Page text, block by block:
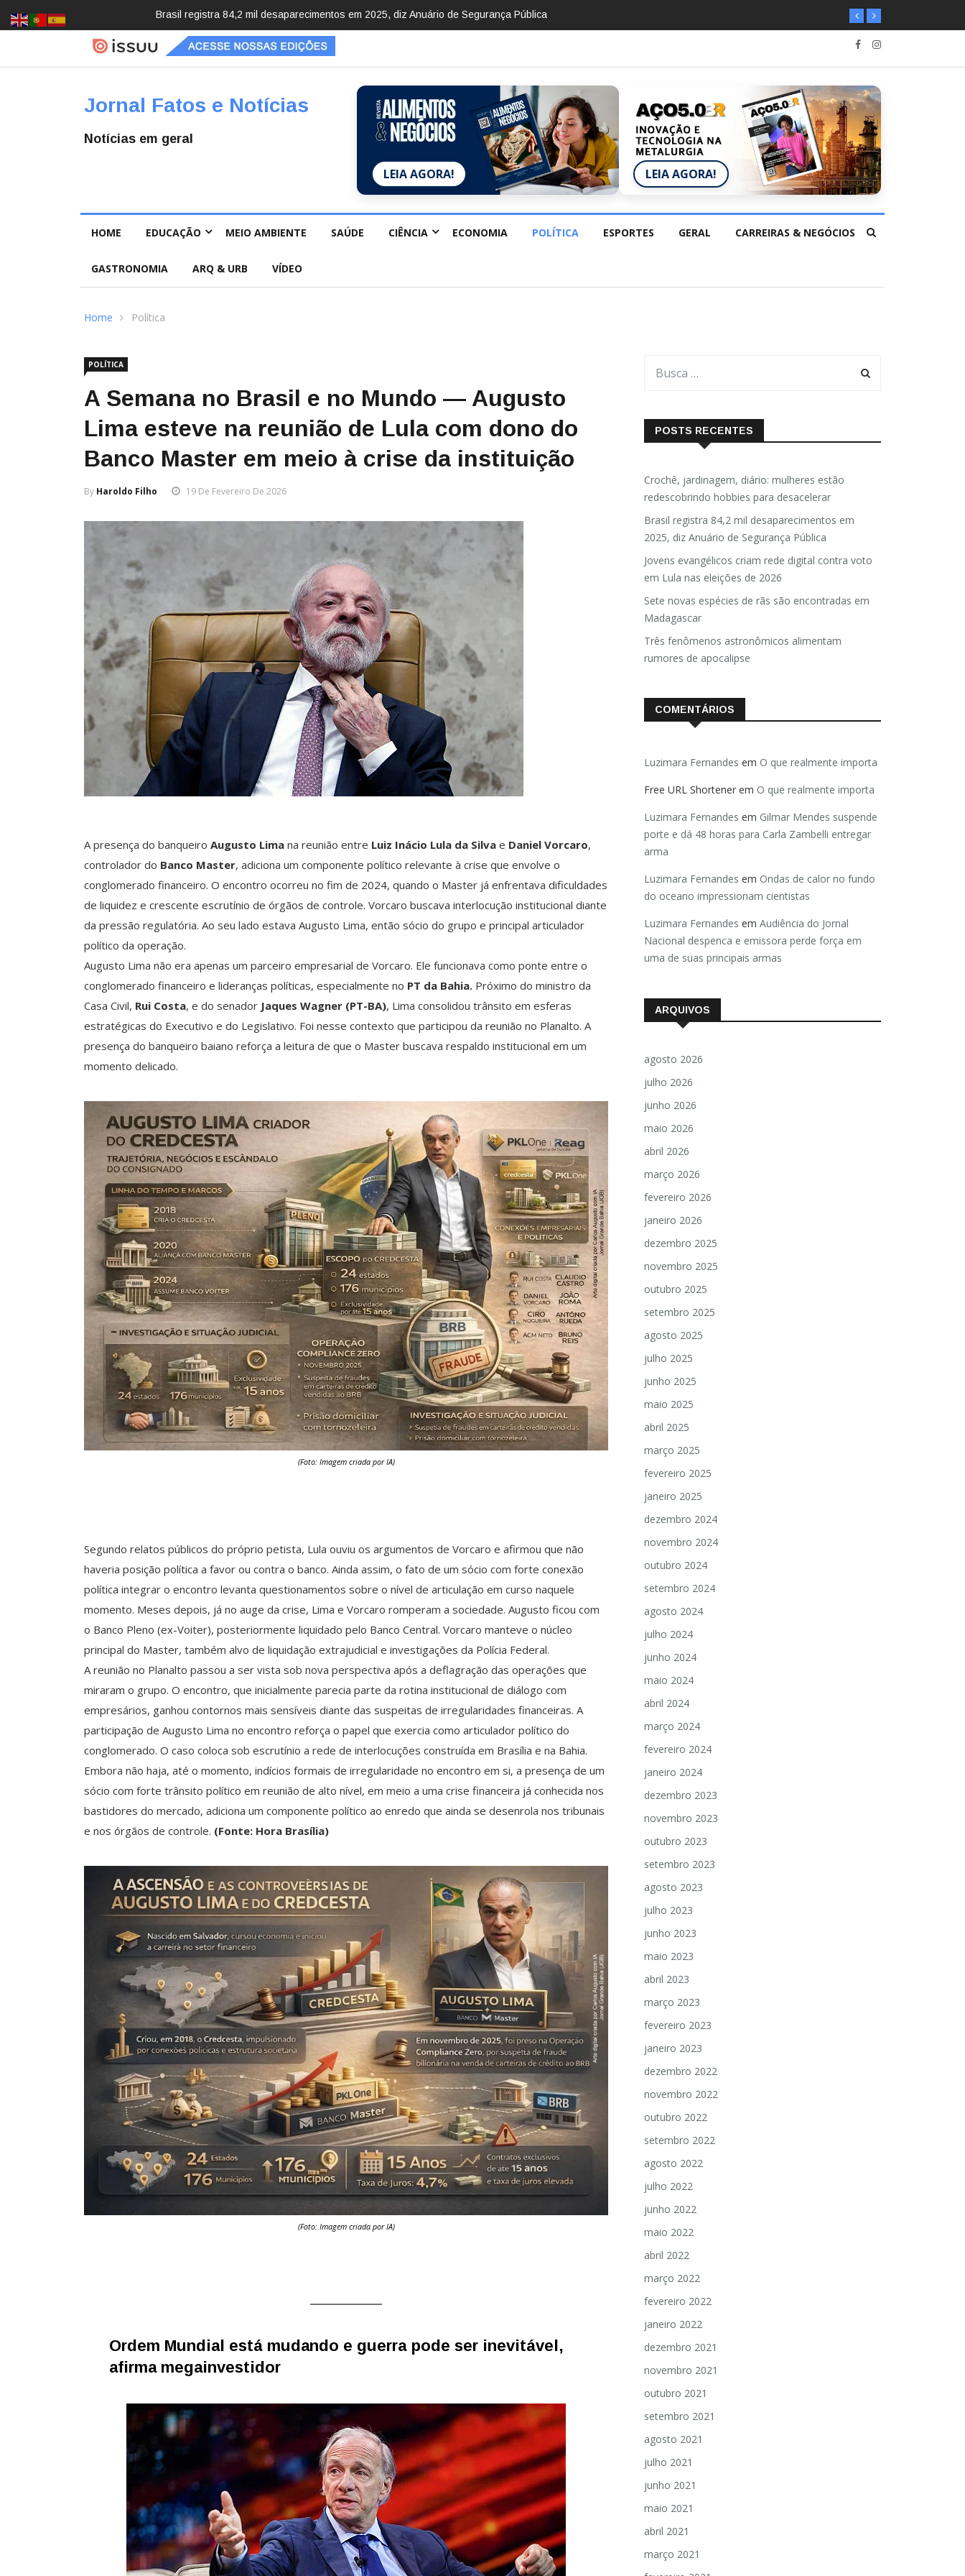
Brasil registra 84,2 mil desaparecimentos em 2025, diz Anuário de Segurança Pública
Jornal Fatos e Notícias
Notícias em geral
LEIA AGORA! LEIA AGORA!
HOME EDUCAÇÃO MEIO AMBIENTE SAÚDE CIÊNCIA ECONOMIA POLÍTICA ESPORTES GERAL CARREIRAS & NEGÓCIOS
GASTRONOMIA ARQ & URB VÍDEO
Home Política
POLÍTICA
A Semana no Brasil e no Mundo — Augusto
Lima esteve na reunião de Lula com dono do
Banco Master em meio à crise da instituição
By Haroldo Filho 19 De Fevereiro De 2026
A presença do banqueiro Augusto Lima na reunião entre Luiz Inácio Lula da Silva e Daniel Vorcaro,
controlador do Banco Master, adiciona um componente político relevante à crise que envolve o
conglomerado financeiro. O encontro ocorreu no fim de 2024, quando o Master já enfrentava dificuldades
de liquidez e crescente escrutínio de órgãos de controle. Vorcaro buscava interlocução institucional diante
da pressão regulatória. Ao seu lado estava Augusto Lima, então sócio do grupo e principal articulador
político da operação.
Augusto Lima não era apenas um parceiro empresarial de Vorcaro. Ele funcionava como ponte entre o
conglomerado financeiro e lideranças políticas, especialmente no PT da Bahia. Próximo do ministro da
Casa Civil, Rui Costa, e do senador Jaques Wagner (PT-BA), Lima consolidou trânsito em esferas
estratégicas do Executivo e do Legislativo. Foi nesse contexto que participou da reunião no Planalto. A
presença do banqueiro baiano reforça a leitura de que o Master buscava respaldo institucional em um
momento delicado.
(Foto: Imagem criada por IA)
Segundo relatos públicos do próprio petista, Lula ouviu os argumentos de Vorcaro e afirmou que não
haveria posição política a favor ou contra o banco. Ainda assim, o fato de um sócio com forte conexão
política integrar o encontro levanta questionamentos sobre o nível de articulação em curso naquele
momento. Meses depois, já no auge da crise, Lima e Vorcaro romperam a sociedade. Augusto ficou com
o Banco Pleno (ex-Voiter), posteriormente liquidado pelo Banco Central. Vorcaro manteve o núcleo
principal do Master, também alvo de liquidação extrajudicial e investigações da Polícia Federal.
A reunião no Planalto passou a ser vista sob nova perspectiva após a deflagração das operações que
miraram o grupo. O encontro, que inicialmente parecia parte da rotina institucional de diálogo com
empresários, ganhou contornos mais sensíveis diante das suspeitas de irregularidades financeiras. A
participação de Augusto Lima no encontro reforça o papel que exercia como articulador político do
conglomerado. O caso coloca sob escrutínio a rede de interlocuções construída em Brasília e na Bahia.
Embora não haja, até o momento, indícios formais de irregularidade no encontro em si, a presença de um
sócio com forte trânsito político em reunião de alto nível, em meio a uma crise financeira já conhecida nos
bastidores do mercado, adiciona um componente político ao enredo que ainda se desenrola nos tribunais
e nos órgãos de controle. (Fonte: Hora Brasília)
(Foto: Imagem criada por IA)
Ordem Mundial está mudando e guerra pode ser inevitável,
afirma megainvestidor
POSTS RECENTES
Crochê, jardinagem, diário: mulheres estão
redescobrindo hobbies para desacelerar
Brasil registra 84,2 mil desaparecimentos em
2025, diz Anuário de Segurança Pública
Jovens evangélicos criam rede digital contra voto
em Lula nas eleições de 2026
Sete novas espécies de rãs são encontradas em
Madagascar
Três fenômenos astronômicos alimentam
rumores de apocalipse
COMENTÁRIOS
Luzimara Fernandes em O que realmente importa
Free URL Shortener em O que realmente importa
Luzimara Fernandes em Gilmar Mendes suspende
porte e dá 48 horas para Carla Zambelli entregar
arma
Luzimara Fernandes em Ondas de calor no fundo
do oceano impressionam cientistas
Luzimara Fernandes em Audiência do Jornal
Nacional despenca e emissora perde força em
uma de suas principais armas
ARQUIVOS
agosto 2026
julho 2026
junho 2026
maio 2026
abril 2026
março 2026
fevereiro 2026
janeiro 2026
dezembro 2025
novembro 2025
outubro 2025
setembro 2025
agosto 2025
julho 2025
junho 2025
maio 2025
abril 2025
março 2025
fevereiro 2025
janeiro 2025
dezembro 2024
novembro 2024
outubro 2024
setembro 2024
agosto 2024
julho 2024
junho 2024
maio 2024
abril 2024
março 2024
fevereiro 2024
janeiro 2024
dezembro 2023
novembro 2023
outubro 2023
setembro 2023
agosto 2023
julho 2023
junho 2023
maio 2023
abril 2023
março 2023
fevereiro 2023
janeiro 2023
dezembro 2022
novembro 2022
outubro 2022
setembro 2022
agosto 2022
julho 2022
junho 2022
maio 2022
abril 2022
março 2022
fevereiro 2022
janeiro 2022
dezembro 2021
novembro 2021
outubro 2021
setembro 2021
agosto 2021
julho 2021
junho 2021
maio 2021
abril 2021
março 2021